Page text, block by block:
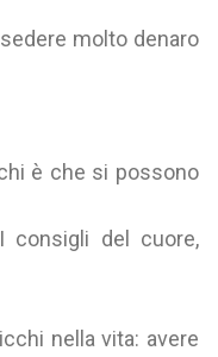
molto denaro
è che si possono
consigli del cuore,
nella vita: avere